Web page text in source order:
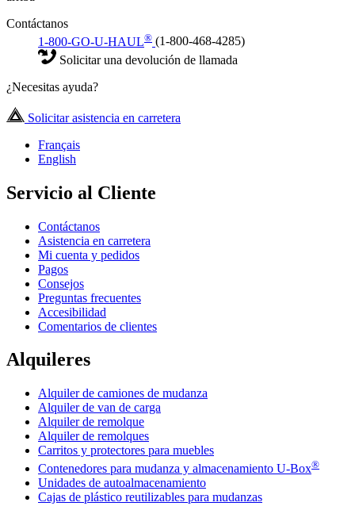
Contáctanos
1-800-GO-U-HAUL® (1-800-468-4285)
Solicitar una devolución de llamada
¿Necesitas ayuda?
Solicitar asistencia en carretera
Français
English
Servicio al Cliente
Contáctanos
Asistencia en carretera
Mi cuenta y pedidos
Pagos
Consejos
Preguntas frecuentes
Accesibilidad
Comentarios de clientes
Alquileres
Alquiler de camiones de mudanza
Alquiler de van de carga
Alquiler de remolque
Alquiler de remolques
Carritos y protectores para muebles
Contenedores para mudanza y almacenamiento U-Box®
Unidades de autoalmacenamiento
Cajas de plástico reutilizables para mudanzas